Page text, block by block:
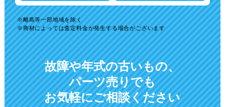
離島等一部地域を除く
商材によっては査定料金が発生する場合がございます
故障や年式の古いもの、
パーツ売りでも
お気軽にご相談ください